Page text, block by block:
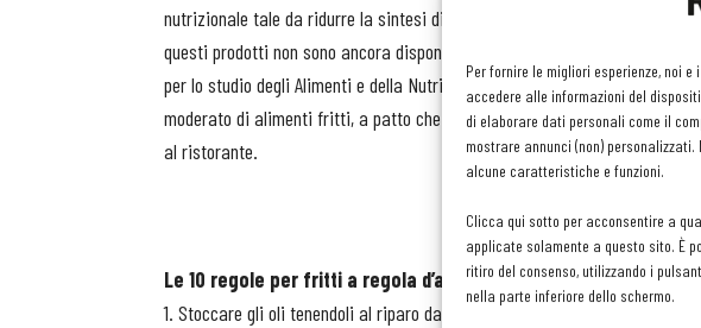
Per fornire le migliori esperienze, noi
accedere alle informazioni del
di elaborare dati personali come il
mostrare annunci (non)
alcune caratteristiche e funzioni.
Clicca qui sotto per acconsentire a
applicate solamente a questo sito. È
ritiro del consenso, utilizzando i
nella parte inferiore dello schermo.
nutrizionale tale da ridurre la sintesi di acrilammide durante le cotture ad
questi prodotti non sono ancora disponibili in commercio. Allo stato
per lo studio degli Alimenti e della Nutrizione, fosan.it), nell’ambito di una
moderato di alimenti fritti, a patto che siano ottenuti seguendo con
al ristorante.
Le 10 regole per fritti a regola d’arte
1. Stoccare gli oli tenendoli al riparo dalla luce e dal calore, meglio se nel